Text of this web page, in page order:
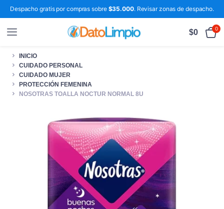
Despacho gratis por compras sobre $35.000. Revisar zonas de despacho.
$0 0
INICIO
CUIDADO PERSONAL
CUIDADO MUJER
PROTECCIÓN FEMENINA
NOSOTRAS TOALLA NOCTUR NORMAL 8U